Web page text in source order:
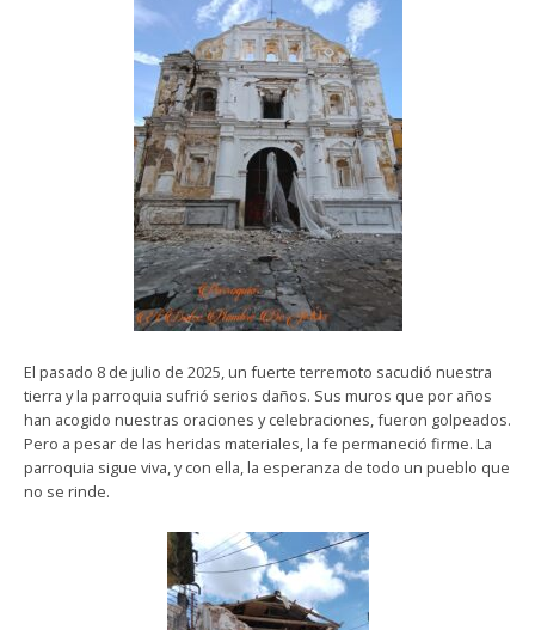
El pasado 8 de julio de 2025, un fuerte terremoto sacudió nuestra
tierra y la parroquia sufrió serios daños. Sus muros que por años
han acogido nuestras oraciones y celebraciones, fueron golpeados.
Pero a pesar de las heridas materiales, la fe permaneció firme. La
parroquia sigue viva, y con ella, la esperanza de todo un pueblo que
no se rinde.